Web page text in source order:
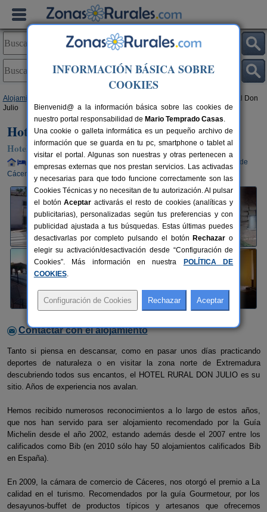
Alojamientos
> Hotel Rural Don
Julio
Hotel Rural Don Julio
Hotel Rural en Perales del Puerto (Cáceres)
Alquiler completo y por habitaciones 8-18+2 plazas
98 km de
Cáceres
Contactar con el alojamiento
Tanto si piensa en descansar, como en pasar unos días practicando
deportes de naturaleza o en visitar la zona norte de Extremadura
descubriendo todos sus encantos, el HOTEL RURAL DON JULIO es su
sitio. Años de experiencia nos avalan.
Hemos recibido numerosos reconocimientos a lo largo de estos años,
que nos han servido para ser alojamiento recomendado por la Guía
Michelin desde el año 2002, estando además desde el 2007 entre los
calificados como Bib (en 2010 sólo hay 50 alojamientos calificados Bib
en España).
En 2009, la cámara de comercio de Cáceres, nos otorgó el premio a La
calidad en el turismo. Recomendados por la guía Gourmetour, por los
desayunos-buffet de productos típicos y artesanos que ofrecemos
INFORMACIÓN BÁSICA SOBRE
COOKIES
Bienvenid@ a la información básica sobre las cookies de
nuestro portal responsabilidad de Mario Temprado Casas.
Una cookie o galleta informática es un pequeño archivo de
información que se guarda en tu pc, smartphone o tablet al
visitar el portal. Algunas son nuestras y otras pertenecen a
empresas externas que nos prestan servicios. Las activadas
y necesarias para que todo funcione correctamente son las
Cookies Técnicas y no necesitan de tu autorización. Al pulsar
el botónAceptar activarás el resto de cookies (analíticas y
publicitarias), personalizadas según tus preferencias y con
publicidad ajustada a tus búsquedas. Estas últimas puedes
desactivarlas por completo pulsando el botón Rechazar o
elegir su activación/desactivación desde “Configuración de
Cookies”. Más información en nuestra
POLÍTICA DE
COOKIES.